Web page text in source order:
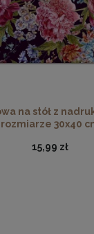
14,49 zł
DO KOSZYKA
na stół z
rozmiarze 30x40
15,99 zł